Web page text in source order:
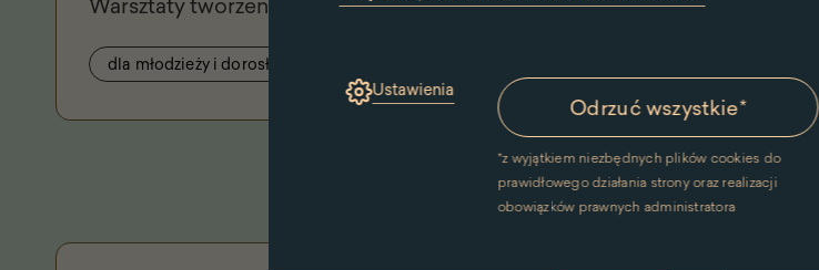
(link
nowym
oknie)
Ustawienia
Odrzuć wszystkie*
*z wyjątkiem niezbędnych plików cookies do
prawidłowego działania strony oraz realizacji
obowiązków prawnych administratora
dla młodzieży i dorosłych
Pokaż więcej